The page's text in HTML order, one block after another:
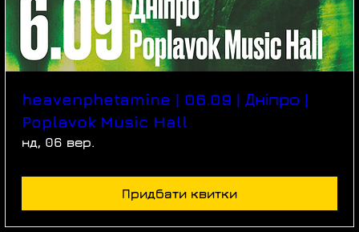
heavenphetamine | 06.09 | Дніпро |
Poplavok Music Hall
нд, 06 вер.
Придбати квитки